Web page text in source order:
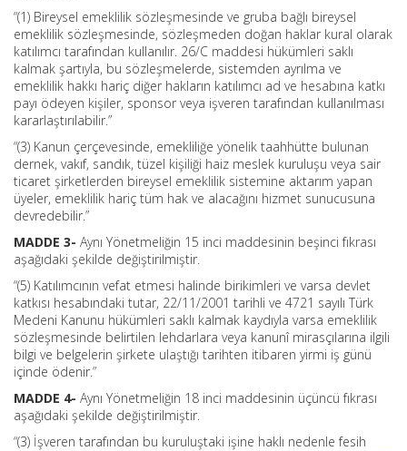
“(1) Bireysel emeklilik sözleşmesinde ve gruba bağlı bireysel
emeklilik sözleşmesinde, sözleşmeden doğan haklar kural olarak
katılımcı tarafından kullanılır. 26/C maddesi hükümleri saklı
kalmak şartıyla, bu sözleşmelerde, sistemden ayrılma ve
emeklilik hakkı hariç diğer hakların katılımcı ad ve hesabına katkı
payı ödeyen kişiler, sponsor veya işveren tarafından kullanılması
kararlaştırılabilir.”
“(3) Kanun çerçevesinde, emekliliğe yönelik taahhütte bulunan
dernek, vakıf, sandık, tüzel kişiliği haiz meslek kuruluşu veya sair
ticaret şirketlerden bireysel emeklilik sistemine aktarım yapan
üyeler, emeklilik hariç tüm hak ve alacağını hizmet sunucusuna
devredebilir.”
MADDE 3- Aynı Yönetmeliğin 15 inci maddesinin beşinci fıkrası
aşağıdaki şekilde değiştirilmiştir.
“(5) Katılımcının vefat etmesi halinde birikimleri ve varsa devlet
katkısı hesabındaki tutar, 22/11/2001 tarihli ve 4721 sayılı Türk
Medeni Kanunu hükümleri saklı kalmak kaydıyla varsa emeklilik
sözleşmesinde belirtilen lehdarlara veya kanunî mirasçılarına ilgili
bilgi ve belgelerin şirkete ulaştığı tarihten itibaren yirmi iş günü
içinde ödenir.”
MADDE 4- Aynı Yönetmeliğin 18 inci maddesinin üçüncü fıkrası
aşağıdaki şekilde değiştirilmiştir.
“(3) İşveren tarafından bu kuruluştaki işine haklı nedenle fesih